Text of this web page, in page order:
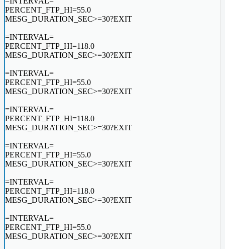
PERCENT_FTP_HI=55.0
MESG_DURATION_SEC>=30?EXIT
=INTERVAL=
PERCENT_FTP_HI=118.0
MESG_DURATION_SEC>=30?EXIT
=INTERVAL=
PERCENT_FTP_HI=55.0
MESG_DURATION_SEC>=30?EXIT
=INTERVAL=
PERCENT_FTP_HI=118.0
MESG_DURATION_SEC>=30?EXIT
=INTERVAL=
PERCENT_FTP_HI=55.0
MESG_DURATION_SEC>=30?EXIT
=INTERVAL=
PERCENT_FTP_HI=118.0
MESG_DURATION_SEC>=30?EXIT
=INTERVAL=
PERCENT_FTP_HI=55.0
MESG_DURATION_SEC>=30?EXIT